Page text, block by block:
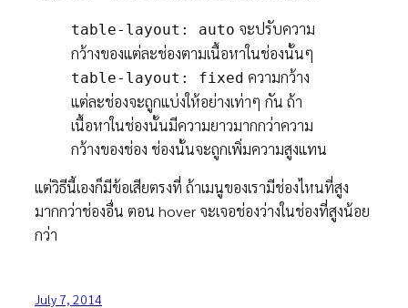
table-layout: auto จะปรับความ
กว้างของแต่ละช่องตามเนื้อหาในช่องนั้นๆ
table-layout: fixed ความกว้าง
แต่ละช่องจะถูกแบ่งให้อย่างเท่าๆ กัน ถ้า
เนื้อหาในช่องนั้นมีความยาวมากกว่าความ
กว้างของช่อง ช่องนั้นจะถูกเพิ่มความสูงแทน
แต่วิธีนี้เองก็มีข้อเสียตรงที่ ถ้าเมนูของเรามีช่องไหนที่สูง
มากกว่าช่องอื่น ตอน hover จะเจอช่องว่างในช่องที่สูงน้อย
กว่า
July 7, 2014